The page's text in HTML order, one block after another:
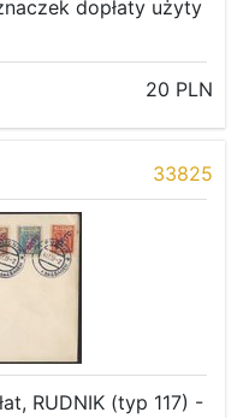
dopłaty użyty
20 PLN
33825
RUDNIK (typ 117) -